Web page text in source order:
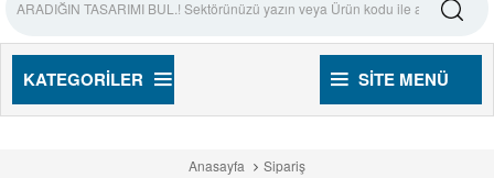
KATEGORILER SITE MENÜ
Anasayfa Sipariş